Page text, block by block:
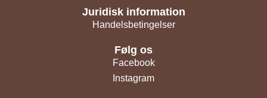
Juridisk information
Handelsbetingelser
Følg os
Facebook
Instagram